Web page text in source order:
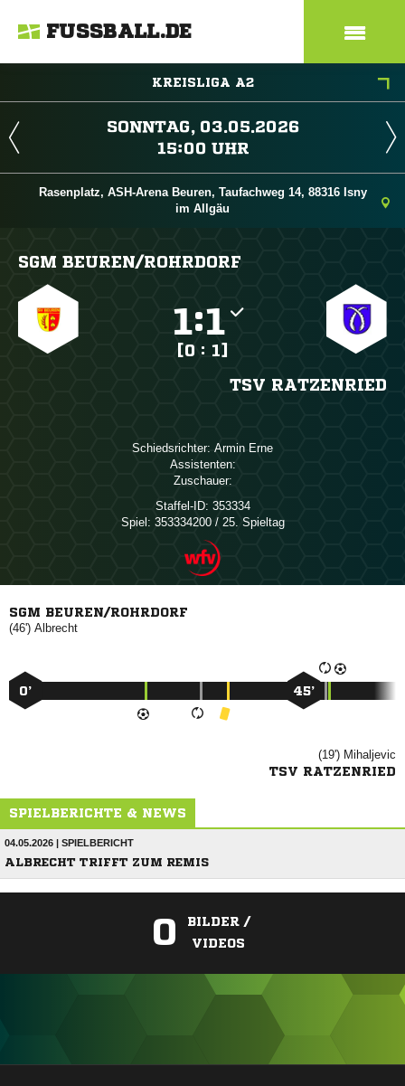
FUSSBALL.DE
KREISLIGA A2
 
 
Rasenplatz, ASH-Arena Beuren, Taufachweg 14, 88316 Isny
im Allgäu
SGM BEUREN/​ROHRDORF
:
[0 : 1]
TSV RATZENRIED
Schiedsrichter:  
Assistenten:
Zuschauer:
Staffel-ID: 353334
Spiel: 353334200 / 25. Spieltag
SGM BEUREN/ROHRDORF
(46') 
0’ 45’
(19') 
TSV RATZENRIED
SPIELBERICHTE & NEWS
04.05.2026 | SPIELBERICHT
ALBRECHT TRIFFT ZUM REMIS
0
BILDER /
VIDEOS